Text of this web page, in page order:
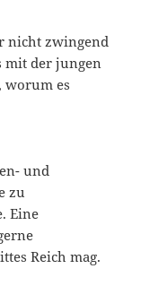
nicht zwingend
mit der jungen
worum es
und
zu
Eine
Reich mag.